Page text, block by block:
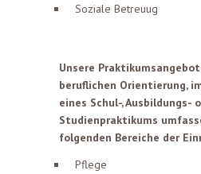
Soziale Betreuug
Unsere
beruflichen Orientierung,
eines Schul-, Ausbildungs-
Studienpraktikums
folgenden Bereiche der
Pflege